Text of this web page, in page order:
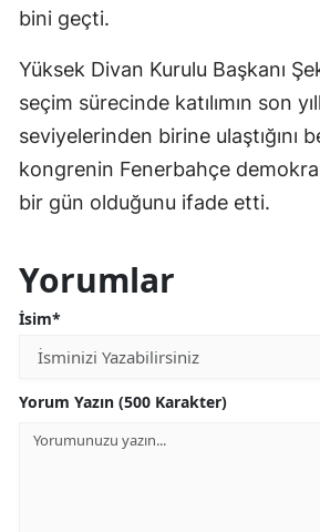
bini geçti.
Yüksek Divan Kurulu Başkanı
seçim sürecinde katılımın son
seviyelerinden birine ulaştığını
kongrenin Fenerbahçe
bir gün olduğunu ifade etti.
Yorumlar
İsim*
Yorum Yazın (500 Karakter)